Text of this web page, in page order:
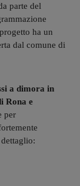
parte del
ha un
dal comune di
a dimora in
Rona e
per